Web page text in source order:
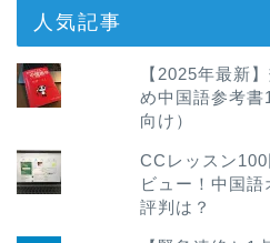
人気記事
【2025年最新
め中国語参考
向け）
CCレッスン
ビュー！中国
評判は？